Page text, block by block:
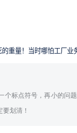
重量！当时哪怕工厂业
标点符号，再小的问
划清！